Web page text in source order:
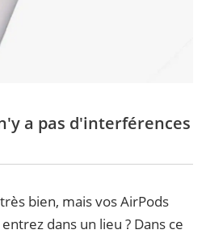
a pas d'interférences
bien, mais vos AirPods
dans un lieu ? Dans ce